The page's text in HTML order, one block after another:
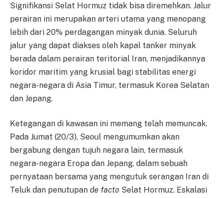
Signifikansi Selat Hormuz tidak bisa diremehkan. Jalur
perairan ini merupakan arteri utama yang menopang
lebih dari 20% perdagangan minyak dunia. Seluruh
jalur yang dapat diakses oleh kapal tanker minyak
berada dalam perairan teritorial Iran, menjadikannya
koridor maritim yang krusial bagi stabilitas energi
negara-negara di Asia Timur, termasuk Korea Selatan
dan Jepang.
Ketegangan di kawasan ini memang telah memuncak.
Pada Jumat (20/3), Seoul mengumumkan akan
bergabung dengan tujuh negara lain, termasuk
negara-negara Eropa dan Jepang, dalam sebuah
pernyataan bersama yang mengutuk serangan Iran di
Teluk dan penutupan de facto Selat Hormuz. Eskalasi